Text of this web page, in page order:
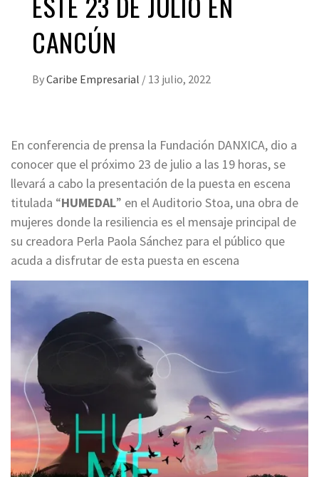
CANCÚN
ByCaribe Empresarial / 13 julio, 2022
En conferencia de prensa la Fundación DANXICA, dio a
conocer que el próximo 23 de julio a las 19 horas, se
llevará a cabo la presentación de la puesta en escena
titulada “HUMEDAL” en el Auditorio Stoa, una obra de
mujeres donde la resiliencia es el mensaje principal de
su creadora Perla Paola Sánchez para el público que
acuda a disfrutar de esta puesta en escena